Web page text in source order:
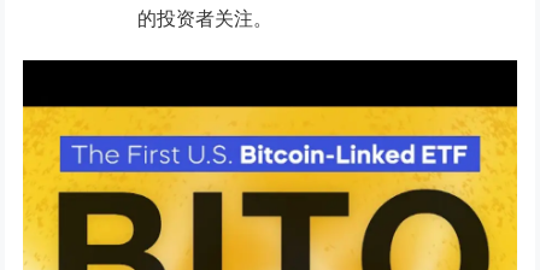
的投资者关注。